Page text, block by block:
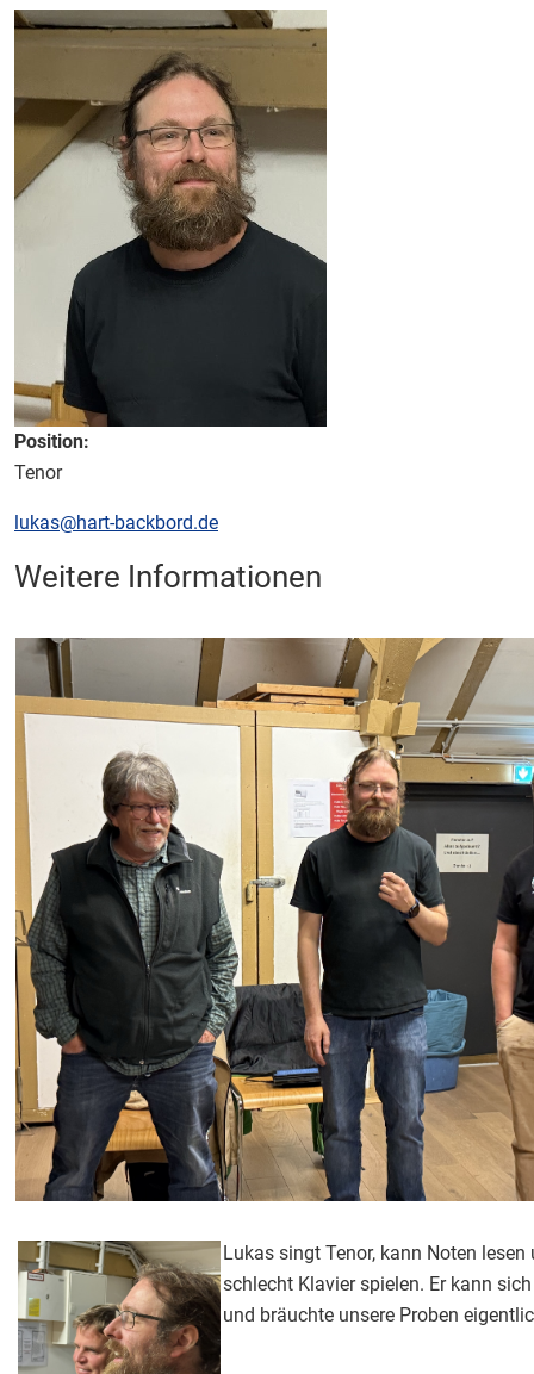
Position:
Tenor
E-Mail:
lukas@hart-backbord.de
Weitere Informationen
Lukas singt Tenor, kann Noten
schlecht Klavier spielen. Er kann
und bräuchte unsere Proben